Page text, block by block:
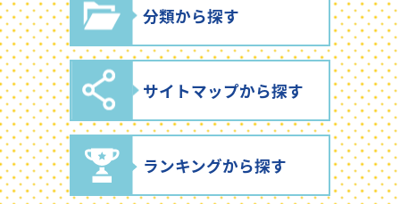
分類から探す
サイトマップから探す
ランキングから探す